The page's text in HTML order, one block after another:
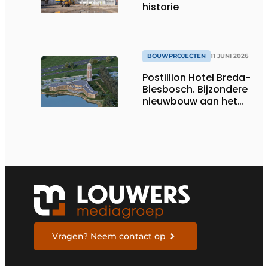
historie
BOUWPROJECTEN 11 JUNI 2026
Postillion Hotel Breda-
Biesbosch. Bijzondere
nieuwbouw aan het
Vragen? Neem contact op